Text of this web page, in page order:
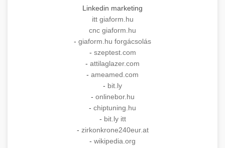
Linkedin marketing
itt giaform.hu
cnc giaform.hu
- giaform.hu forgácsolás
- szeptest.com
- attilaglazer.com
- ameamed.com
- bit.ly
- onlinebor.hu
- chiptuning.hu
- bit.ly itt
- zirkonkrone240eur.at
- wikipedia.org